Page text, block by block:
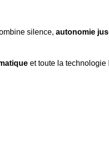
silence, autonomie
et toute la technologie